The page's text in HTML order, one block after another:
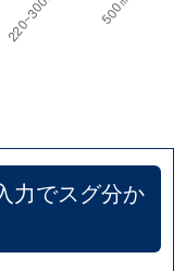
力でスグ分か